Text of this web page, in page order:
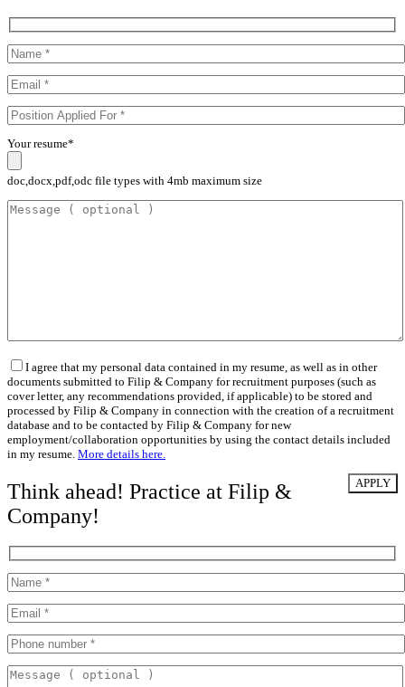
Your resume*
doc,docx,pdf,odc file types with 4mb maximum size
I agree that my personal data contained in my resume, as well as in other
documents submitted to Filip & Company for recruitment purposes (such as
cover letter, any recommendations provided, if applicable) to be stored and
processed by Filip & Company in connection with the creation of a recruitment
database and to be contacted by Filip & Company for new
employment/collaboration opportunities by using the contact details included
in my resume. More details here.
Think ahead! Practice at Filip &
Company!